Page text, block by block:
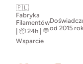
🇵🇱
Fabryka
Filamentów
| 📦 24h | 💬
Wsparcie
od 2015